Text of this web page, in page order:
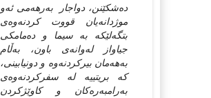
ده‌شكێنن، دواجار به‌رهه‌می ئه‌و
موژدانه‌یان قووت كردنه‌وه‌ی
بتگه‌لێكه‌ به‌ سیما و ده‌مامكی
جیاواز له‌وانه‌ی باون، به‌ڵام
به‌هه‌مان بیركردنه‌وه‌ و دونیابینی،
كه‌ بریتییه‌ له‌ سفركردنه‌وه‌ی
به‌رامبه‌ره‌كان و كاوێژكردن